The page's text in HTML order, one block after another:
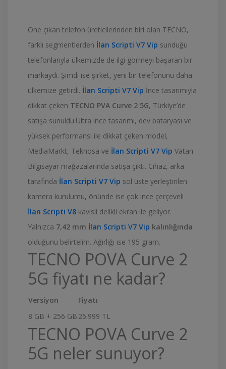
Öne çıkan telefon üreticilerinden biri olan TECNO,
farklı segmentlerden İlan Scripti V7 Vip sunduğu
telefonlarıyla ülkemizde de ilgi görmeyi başaran bir
markaydı. Şimdi ise şirket, yeni bir telefonunu daha
ülkemize getirdi. İlan Scripti V7 Vip İnce tasarımıyla
dikkat çeken TECNO PVA Curve 2 5G, Türkiye’de
satışa sunuldu.Ultra ince tasarımı, dev bataryası ve
yüksek performansı ile dikkat çeken model,
MediaMarkt, Teknosa ve İlan Scripti V7 Vip Vatan
Bilgisayar mağazalarında satışa çıktı. Cihaz, arka
tarafında İlan Scripti V7 Vip sol üste yerleştirilen
kamera kurulumu, önünde ise çok ince çerçeveli
İlan Scripti V8 kavisli delikli ekran ile geliyor.
Yalnızca 7,42 mm İlan Scripti V7 Vip kalınlığında
olduğunu belirtelim. Ağırlığı ise 195 gram.
TECNO POVA Curve 2
5G fiyatı ne kadar?
Versiyon
Fiyatı
8 GB + 256 GB 26.999 TL
TECNO POVA Curve 2
5G neler sunuyor?